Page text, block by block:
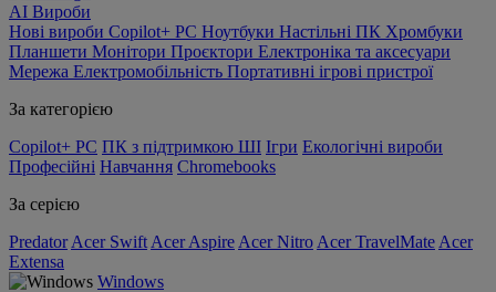
AI Вироби
Нові вироби Copilot+ PC Ноутбуки Настільні ПК Хромбуки
Планшети Монітори Проєктори Електроніка та аксесуари
Мережа Електромобільність Портативні ігрові пристрої
За категорією
Copilot+ PC ПК з підтримкою ШІ Ігри Екологічні вироби
Професійні Навчання Chromebooks
За серією
Predator Acer Swift Acer Aspire Acer Nitro Acer TravelMate Acer
Extensa
Windows